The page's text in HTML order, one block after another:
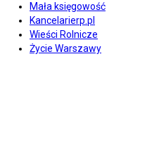
Mała księgowość
Kancelarierp.pl
Wieści Rolnicze
Życie Warszawy